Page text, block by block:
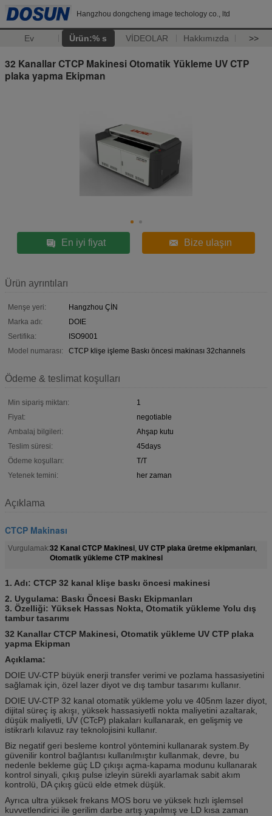
Hangzhou dongcheng image techology co., ltd
Ev Ürün:% s VİDEOLAR Hakkımızda >>
32 Kanallar CTCP Makinesi Otomatik Yükleme UV CTP
plaka yapma Ekipman
En iyi fiyat Bize ulaşın
Ürün ayrıntıları
Menşe yeri:
Hangzhou ÇİN
Marka adı:
DOIE
Sertifika:
ISO9001
Model numarası:
CTCP klişe işleme Baskı öncesi makinası 32channels
Ödeme & teslimat koşulları
Min sipariş miktarı:
1
Fiyat:
negotiable
Ambalaj bilgileri:
Ahşap kutu
Teslim süresi:
45days
Ödeme koşulları:
T/T
Yetenek temini:
her zaman
Açıklama
CTCP Makinası
Vurgulamak:32 Kanal CTCP Makinesi, UV CTP plaka üretme ekipmanları,
Otomatik yükleme CTP makinesi
1. Adı: CTCP 32 kanal klişe baskı öncesi makinesi
2. Uygulama: Baskı Öncesi Baskı Ekipmanları
3. Özelliği: Yüksek Hassas Nokta, Otomatik yükleme Yolu dış
tambur tasarımı
32 Kanallar CTCP Makinesi, Otomatik yükleme UV CTP plaka
yapma Ekipman
Açıklama:
DOIE UV-CTP büyük enerji transfer verimi ve pozlama hassasiyetini
sağlamak için, özel lazer diyot ve dış tambur tasarımı kullanır.
DOIE UV-CTP 32 kanal otomatik yükleme yolu ve 405nm lazer diyot,
dijital süreç iş akışı, yüksek hassasiyetli nokta maliyetini azaltarak,
düşük maliyetli, UV (CTcP) plakaları kullanarak, en gelişmiş ve
istikrarlı kılavuz ray teknolojisini kullanır.
Biz negatif geri besleme kontrol yöntemini kullanarak system.By
güvenilir kontrol bağlantısı kullanılmıştır kullanmak, devre, bu
nedenle bekleme güç LD çıkışı açma-kapama modunu kullanarak
kontrol sinyali, çıkış pulse izleyin sürekli ayarlamak sabit akım
kontrolü, DA çıkış gücü elde etmek düşük.
Ayrıca ultra yüksek frekans MOS boru ve yüksek hızlı işlemsel
kuvvetlendirici ile gerilim darbe artış yapılmış ve LD kısa zaman